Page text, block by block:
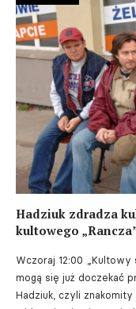
Hadziuk zdradza
kultowego
Wczoraj 12:00
mogą się już doczekać
Hadziuk, czyli znakomity